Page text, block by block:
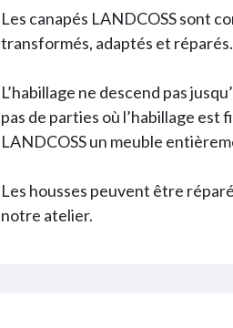
Les canapés LANDCOSS sont
transformés, adaptés et réparés.
L’habillage ne descend pas
pas de parties où l’habillage est
LANDCOSS un meuble
Les housses peuvent être
notre atelier.